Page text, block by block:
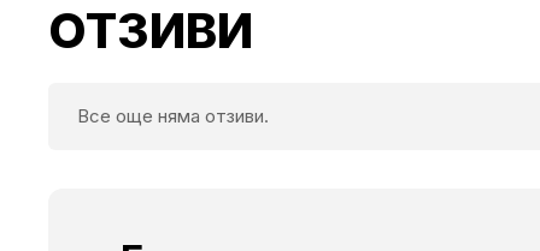
ОТЗИВИ
Все още няма отзиви.